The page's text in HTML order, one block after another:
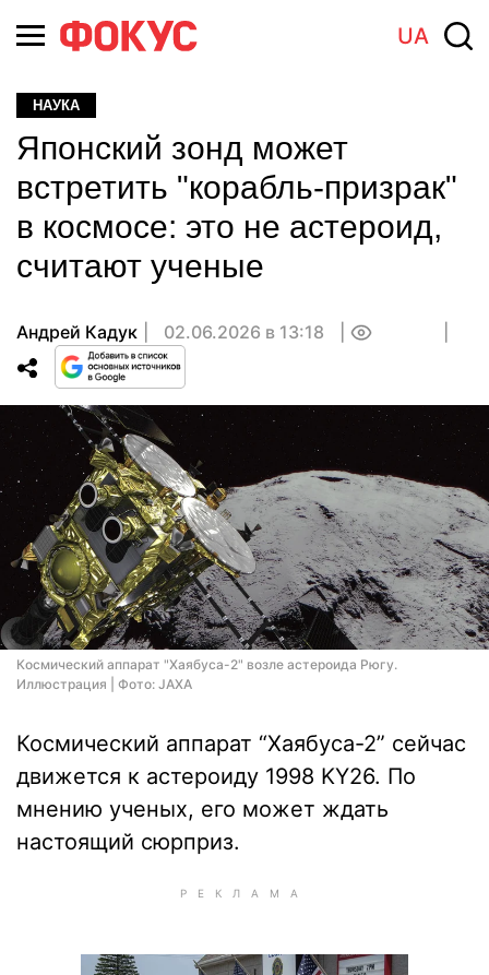
UA
НАУКА
Японский зонд может
встретить "корабль-призрак"
в космосе: это не астероид,
считают ученые
Андрей Кадук 02.06.2026 в 13:18
Космический аппарат "Хаябуса-2" возле астероида Рюгу.
Иллюстрация | Фото: JAXA
Космический аппарат “Хаябуса-2” сейчас
движется к астероиду 1998 KY26. По
мнению ученых, его может ждать
настоящий сюрприз.